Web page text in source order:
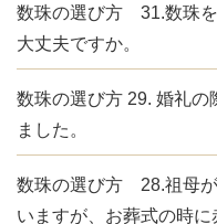
数珠の選び方 31.数珠を
大丈夫ですか。
数珠の選び方 29. 婚礼の
ました。
数珠の選び方 28.祖母
いますが、お葬式の時